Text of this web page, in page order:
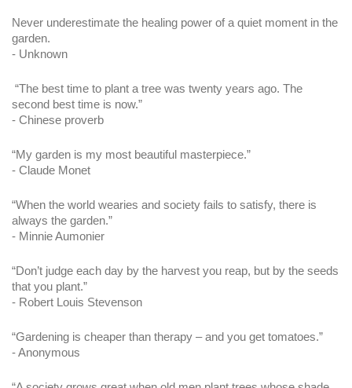
Never underestimate the healing power of a quiet moment in the
garden.
- Unknown
“The best time to plant a tree was twenty years ago. The
second best time is now.”
- Chinese proverb
“My garden is my most beautiful masterpiece.”
- Claude Monet
“When the world wearies and society fails to satisfy, there is
always the garden.”
- Minnie Aumonier
“Don’t judge each day by the harvest you reap, but by the seeds
that you plant.”
- Robert Louis Stevenson
“Gardening is cheaper than therapy – and you get tomatoes.”
- Anonymous